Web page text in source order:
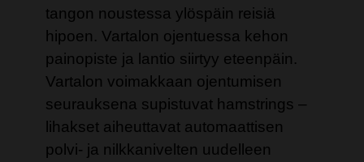
tangon noustessa ylöspäin reisiä
hipoen. Vartalon ojentuessa kehon
painopiste ja lantio siirtyy eteenpäin.
Vartalon voimakkaan ojentumisen
seurauksena supistuvat hamstrings –
lihakset aiheuttavat automaattisen
polvi- ja nilkkanivelten uudelleen